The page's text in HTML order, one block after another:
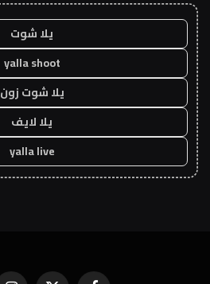
يلا شوت
yalla shoot
يلا شوت زون
يلا لايف
yalla live